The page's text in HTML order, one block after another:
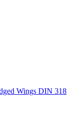
Wings DIN 318